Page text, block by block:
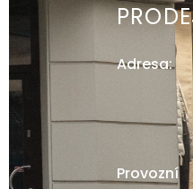
Adresa:
Provozní